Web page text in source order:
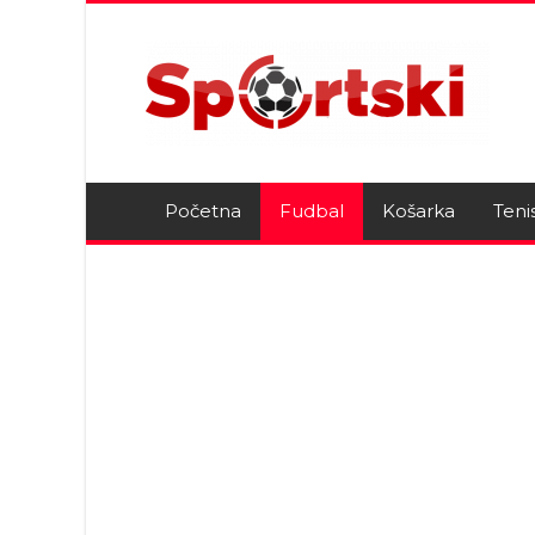
Početna Fudbal Košarka